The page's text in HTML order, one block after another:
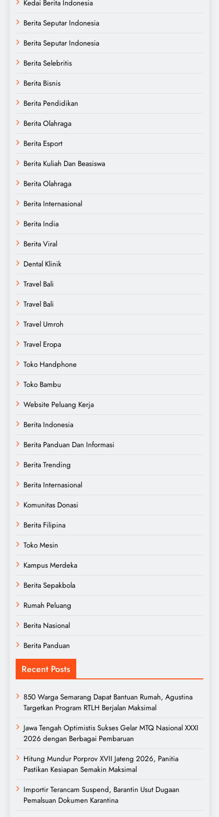
Kedai Berita Indonesia
Berita Seputar Indonesia
Berita Seputar Indonesia
Berita Selebritis
Berita Bisnis
Berita Pendidikan
Berita Olahraga
Berita Esport
Berita Kuliah Dan Beasiswa
Berita Olahraga
Berita Internasional
Berita India
Berita Viral
Dental Klinik
Travel Bali
Travel Bali
Travel Umroh
Travel Eropa
Toko Handphone
Toko Bambu
Website Peluang Kerja
Berita Indonesia
Berita Panduan Dan Informasi
Berita Trending
Berita Internasional
Komunitas Donasi
Berita Filipina
Toko Mesin
Kampus Merdeka
Berita Sepakbola
Rumah Peluang
Berita Nasional
Berita Panduan
Recent Posts
850 Warga Semarang Dapat Bantuan Rumah, Agustina
Targetkan Program RTLH Berjalan Maksimal
Jawa Tengah Optimistis Sukses Gelar MTQ Nasional XXXI
2026 dengan Berbagai Pembaruan
Hitung Mundur Porprov XVII Jateng 2026, Panitia
Pastikan Kesiapan Semakin Maksimal
Importir Terancam Suspend, Barantin Usut Dugaan
Pemalsuan Dokumen Karantina